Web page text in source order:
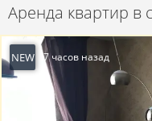
Аренда квартир в
NEW 7 часов назад